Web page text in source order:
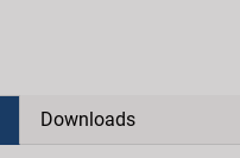
Downloads